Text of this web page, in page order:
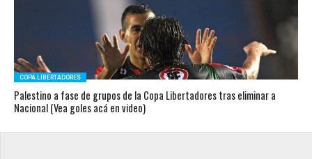
COPA LIBERTADORES
Palestino a fase de grupos de la Copa Libertadores tras eliminar a
Nacional (Vea goles acá en video)